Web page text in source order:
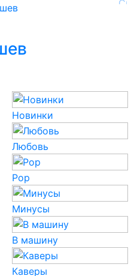
Новинки
Любовь
Pop
Минусы
В машину
Каверы